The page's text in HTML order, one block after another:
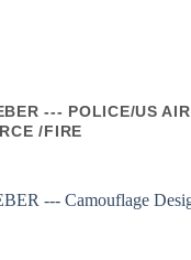
--- POLICE/US AIR
/FIRE